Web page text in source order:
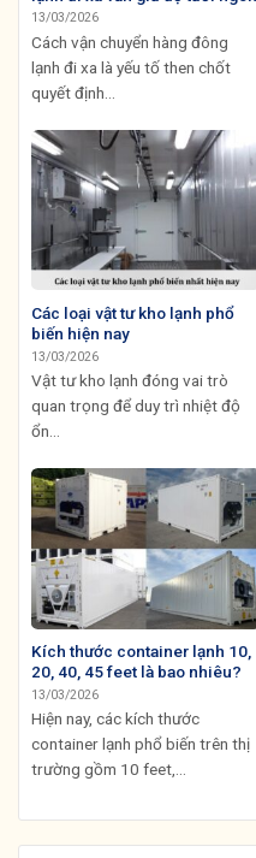
13/03/2026
Cách vận chuyển hàng đông
lạnh đi xa là yếu tố then chốt
quyết định...
Các loại vật tư kho lạnh phổ
biến hiện nay
13/03/2026
Vật tư kho lạnh đóng vai trò
quan trọng để duy trì nhiệt độ
ổn...
Kích thước container lạnh 10,
20, 40, 45 feet là bao nhiêu?
13/03/2026
Hiện nay, các kích thước
container lạnh phổ biến trên thị
trường gồm 10 feet,...